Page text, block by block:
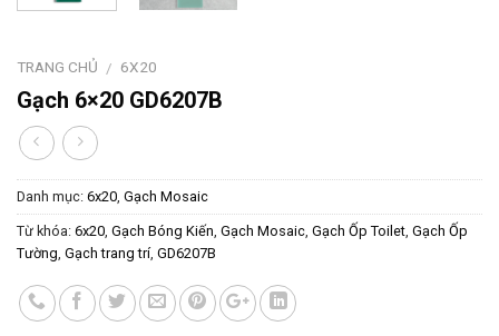
TRANG CHỦ / 6X20
Gạch 6×20 GD6207B
Danh mục: 6x20, Gạch Mosaic
Từ khóa: 6x20, Gạch Bóng Kiến, Gạch Mosaic, Gạch Ốp Toilet, Gạch Ốp
Tường, Gạch trang trí, GD6207B